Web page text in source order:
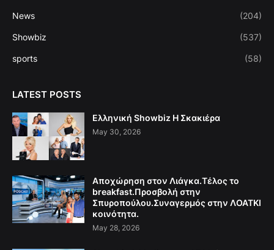
News (204)
Showbiz (537)
sports (58)
LATEST POSTS
Ελληνική Showbiz Η Σκακιέρα
May 30, 2026
Αποχώρηση στον Λιάγκα.Τέλος το
breakfast.Προσβολή στην
Σπυροπούλου.Συναγερμός στην ΛΟΑΤΚΙ
κοινότητα.
May 28, 2026